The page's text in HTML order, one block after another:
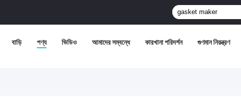
বাড়ি পণ্য ভিডিও আমাদের সম্বন্ধে কারখানা পরিদর্শন গুণমান নিয়ন্ত্রণ